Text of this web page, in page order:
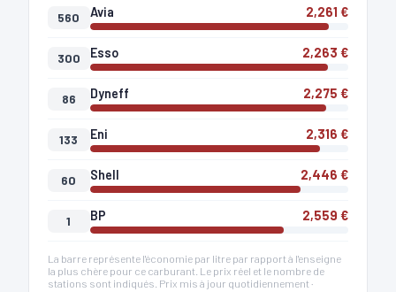
560 Avia 2,261 €
300 Esso 2,263 €
86 Dyneff 2,275 €
133 Eni 2,316 €
60 Shell 2,446 €
1 BP 2,559 €
La barre représente l'économie par litre par rapport à l'enseigne
la plus chère pour ce carburant. Le prix réel et le nombre de
stations sont indiqués. Prix mis à jour quotidiennement ·